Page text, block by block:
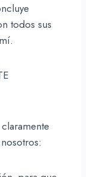
todos sus